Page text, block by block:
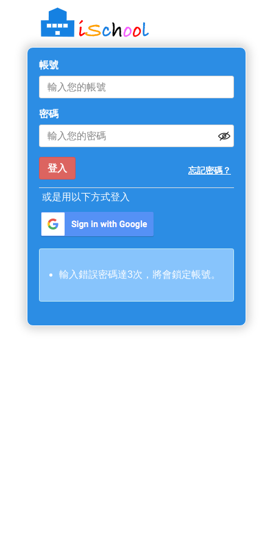
帳號
密碼
忘記密碼？
或是用以下方式登入
輸入錯誤密碼達3次，將會鎖定帳號。